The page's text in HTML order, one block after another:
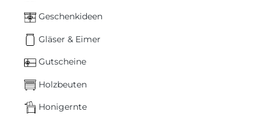
Geschenkideen
Gläser & Eimer
Gutscheine
Holzbeuten
Honigernte